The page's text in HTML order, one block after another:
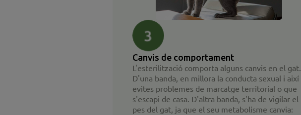
Canvis de comportament
L'esterilització comporta alguns canvis en el gat.
D'una banda, en millora la conducta sexual i així
evites problemes de marcatge territorial o que
s'escapi de casa. D'altra banda, s'ha de vigilar el
pes del gat, ja que el seu metabolisme canvia: